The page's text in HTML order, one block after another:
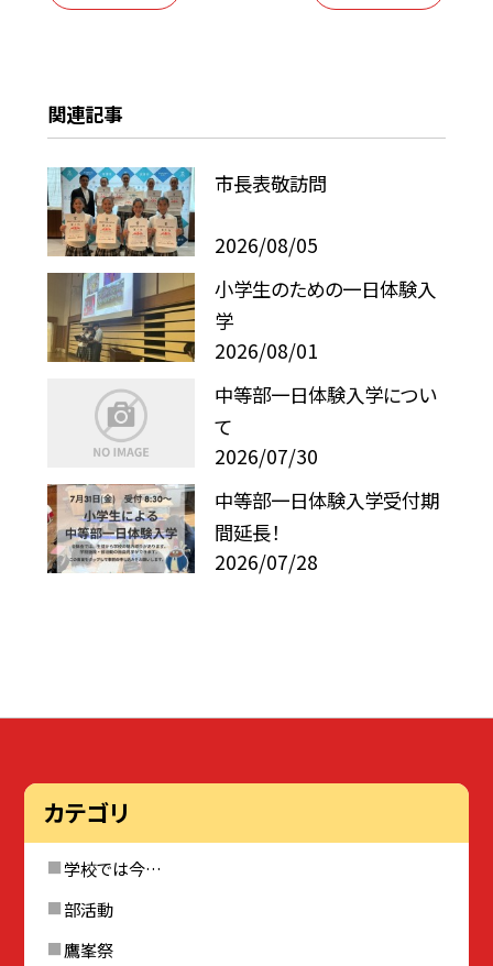
関連記事
市長表敬訪問
2026/08/05
小学生のための一日体験入
学
2026/08/01
中等部一日体験入学につい
て
2026/07/30
中等部一日体験入学受付期
間延長！
2026/07/28
カテゴリ
学校では今…
部活動
鷹峯祭